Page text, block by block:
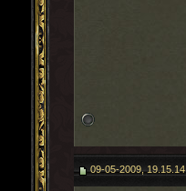
09-05-2009, 19.15.14